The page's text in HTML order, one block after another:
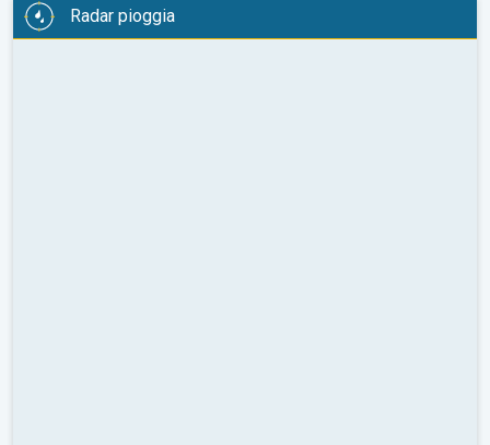
Radar pioggia